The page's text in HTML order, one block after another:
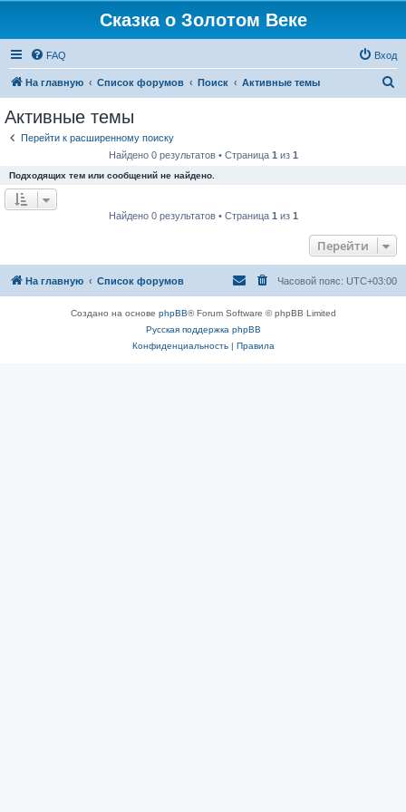
Сказка о Золотом Веке
FAQ Вход
На главную Список форумов Поиск Активные темы
Активные темы
Перейти к расширенному поиску
Найдено 0 результатов • Страница 1 из 1
Подходящих тем или сообщений не найдено.
Найдено 0 результатов • Страница 1 из 1
Перейти
На главную Список форумов Часовой пояс: UTC+03:00
Создано на основе phpBB® Forum Software © phpBB Limited
Русская поддержка phpBB
Конфиденциальность| Правила